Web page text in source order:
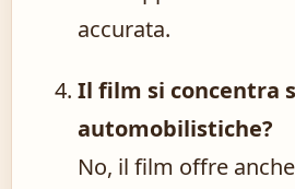
accurata.
Il film si concentra
automobilistiche?
No, il film offre